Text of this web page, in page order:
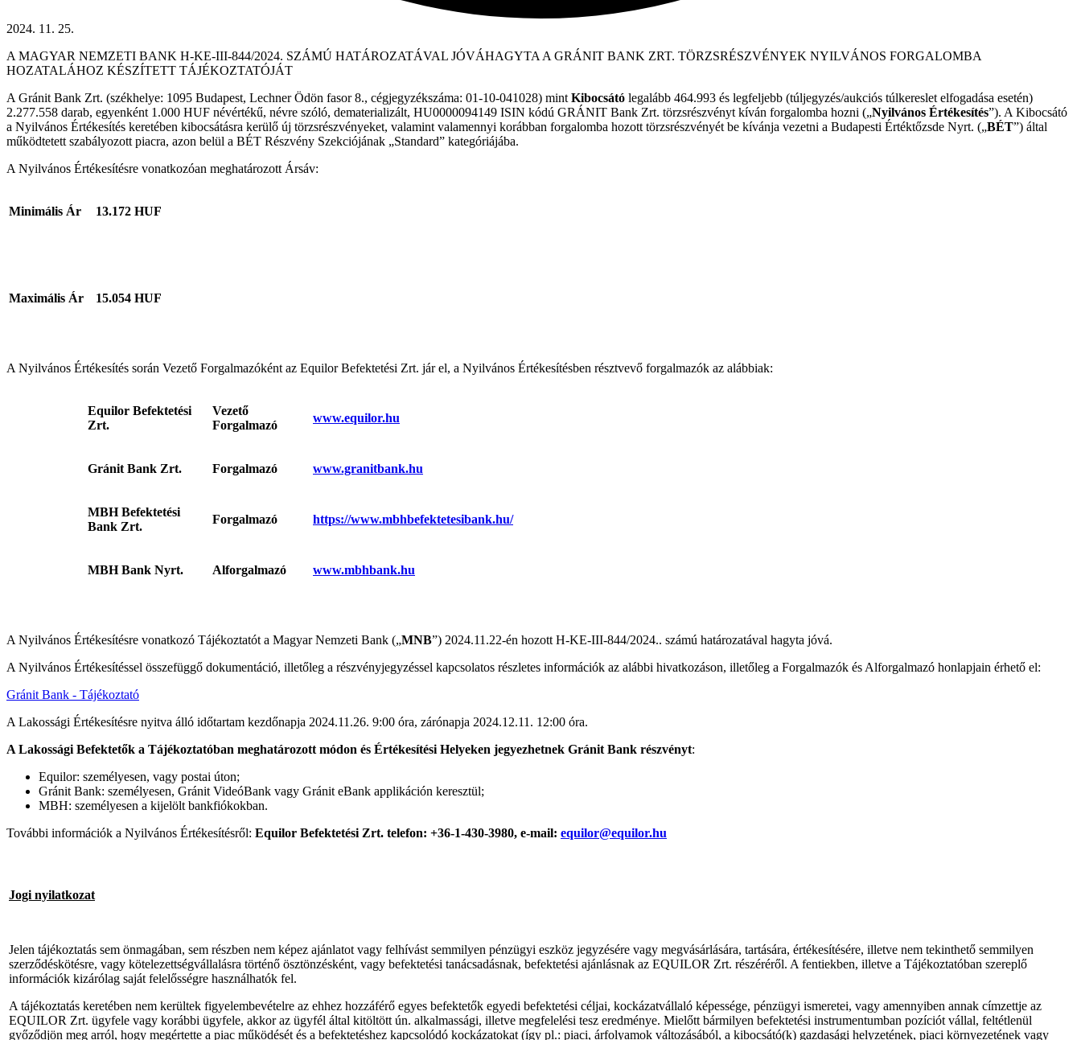
2024. 11. 25.
A MAGYAR NEMZETI BANK H-KE-III-844/2024. SZÁMÚ HATÁROZATÁVAL JÓVÁHAGYTA A GRÁNIT BANK ZRT. TÖRZSRÉSZVÉNYEK NYILVÁNOS FORGALOMBA
HOZATALÁHOZ KÉSZÍTETT TÁJÉKOZTATÓJÁT
A Gránit Bank Zrt. (székhelye: 1095 Budapest, Lechner Ödön fasor 8., cégjegyzékszáma: 01-10-041028) mintKibocsátó legalább 464.993 és legfeljebb (túljegyzés/aukciós túlkereslet elfogadása esetén)
2.277.558 darab, egyenként 1.000 HUF névértékű, névre szóló, dematerializált, HU0000094149 ISIN kódú GRÁNIT Bank Zrt. törzsrészvényt kíván forgalomba hozni („Nyilvános Értékesítés”). A Kibocsátó
a Nyilvános Értékesítés keretében kibocsátásra kerülő új törzsrészvényeket, valamint valamennyi korábban forgalomba hozott törzsrészvényét be kívánja vezetni a Budapesti Értéktőzsde Nyrt. („BÉT”) által
működtetett szabályozott piacra, azon belül a BÉT Részvény Szekciójának „Standard” kategóriájába.
A Nyilvános Értékesítésre vonatkozóan meghatározott Ársáv:
Minimális Ár 13.172 HUF
Maximális Ár 15.054 HUF
A Nyilvános Értékesítés során Vezető Forgalmazóként az Equilor Befektetési Zrt. jár el, a Nyilvános Értékesítésben résztvevő forgalmazók az alábbiak:
Equilor Befektetési
Zrt.
Vezető
Forgalmazó
www.equilor.hu
Gránit Bank Zrt. Forgalmazó www.granitbank.hu
MBH Befektetési
Bank Zrt.
Forgalmazó https://www.mbhbefektetesibank.hu/
MBH Bank Nyrt. Alforgalmazó www.mbhbank.hu
A Nyilvános Értékesítésre vonatkozó Tájékoztatót a Magyar Nemzeti Bank („MNB”) 2024.11.22-én hozott H-KE-III-844/2024.. számú határozatával hagyta jóvá.
A Nyilvános Értékesítéssel összefüggő dokumentáció, illetőleg a részvényjegyzéssel kapcsolatos részletes információk az alábbi hivatkozáson, illetőleg a Forgalmazók és Alforgalmazó honlapjain érhető el:
Gránit Bank - Tájékoztató
A Lakossági Értékesítésre nyitva álló időtartam kezdőnapja 2024.11.26. 9:00 óra, zárónapja 2024.12.11. 12:00 óra.
A Lakossági Befektetők a Tájékoztatóban meghatározott módon és Értékesítési Helyeken jegyezhetnek Gránit Bank részvényt:
Equilor: személyesen, vagy postai úton;
Gránit Bank: személyesen, Gránit VideóBank vagy Gránit eBank applikáción keresztül;
MBH: személyesen a kijelölt bankfiókokban.
További információk a Nyilvános Értékesítésről: Equilor Befektetési Zrt. telefon: +36-1-430-3980, e-mail: equilor@equilor.hu
Jogi nyilatkozat
Jelen tájékoztatás sem önmagában, sem részben nem képez ajánlatot vagy felhívást semmilyen pénzügyi eszköz jegyzésére vagy megvásárlására, tartására, értékesítésére, illetve nem tekinthető semmilyen
szerződéskötésre, vagy kötelezettségvállalásra történő ösztönzésként, vagy befektetési tanácsadásnak, befektetési ajánlásnak az EQUILOR Zrt. részéréről. A fentiekben, illetve a Tájékoztatóban szereplő
információk kizárólag saját felelősségre használhatók fel.
A tájékoztatás keretében nem kerültek figyelembevételre az ehhez hozzáférő egyes befektetők egyedi befektetési céljai, kockázatvállaló képessége, pénzügyi ismeretei, vagy amennyiben annak címzettje az
EQUILOR Zrt. ügyfele vagy korábbi ügyfele, akkor az ügyfél által kitöltött ún. alkalmassági, illetve megfelelési tesz eredménye. Mielőtt bármilyen befektetési instrumentumban pozíciót vállal, feltétlenül
győződjön meg arról, hogy megértette a piac működését és a befektetéshez kapcsolódó kockázatokat (így pl.: piaci, árfolyamok változásából, a kibocsátó(k) gazdasági helyzetének, piaci környezetének vagy